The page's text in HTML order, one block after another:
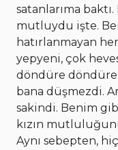
satanlarıma
mutluydu işte.
hatırlanmayan
yepyeni, çok
döndüre döndüre
bana düşmezdi.
sakindi. Benim
kızın
Aynı sebepten,